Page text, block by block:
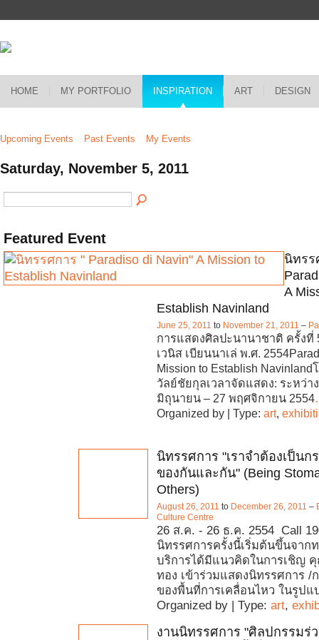
HOME MY PORTFOLIO INSPIRATION ART DESIGN
Upcoming Events Past Events My Events
Saturday, November 5, 2011
Featured Event
นิทรร
A
Establish Navinland
June 25, 2011 to November 21, 2011 –
การแสดงศิลปะนานาชาติ ครั้งที่
เวนิส เบียนนาเล่ พ.ศ.
Mission to Establish
วัลย์ชัยกุลเวลาจัดแสดง: ระหว่า
มิถุนายน – 27 พฤศจิกายน 2554
Organized by | Type: art,
นิทรรศการ "เราจำต้องเป็นก
ของกันและกัน" (Being
Others)
August 26, 2011 to December 26, 2011 –
Culture Centre
26 ส.ค. - 26 ธ.ค. 2554 Call
นิทรรศการครั้งนี้เริ่มต้นขึ้นจาก
บริการได้มีแนวคิดในการเชิญ
ทอง เข้าร่วมแสดงนิทรรศการ /
ของพื้นที่การเคลื่อนไหว ในรูปแ
Organized by | Type: art,
งานนิทรรศการ "ศิลปกรรมร่